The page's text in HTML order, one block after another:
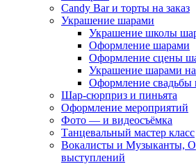
Candy Bar и торты на заказ
Украшение шарами
Украшение школы
Оформление шарами
Оформление сцены
Украшение шарами
Оформление свадьбы
Шар-сюрприз и пиньята
Оформление мероприятий
Фото — и видеосъёмка
Танцевальный мастер класс
Вокалисты и Музыканты,
выступлений